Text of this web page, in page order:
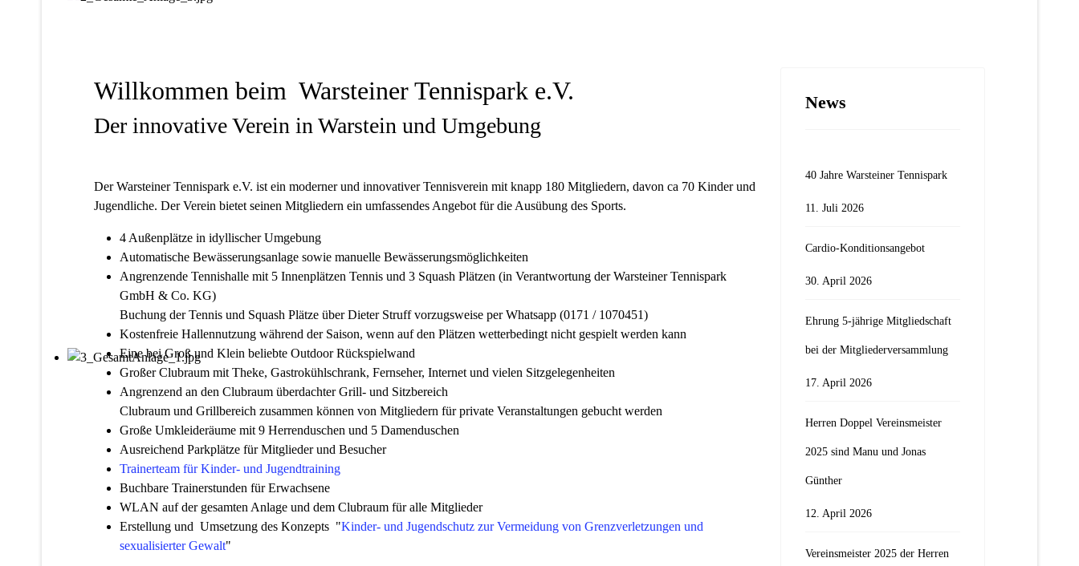
Willkommen beim Warsteiner Tennispark e.V.
Der innovative Verein in Warstein und Umgebung
Der Warsteiner Tennispark e.V. ist ein moderner und innovativer Tennisverein mit knapp 180 Mitgliedern, davon ca 70 Kinder und
Jugendliche. Der Verein bietet seinen Mitgliedern ein umfassendes Angebot für die Ausübung des Sports.
4 Außenplätze in idyllischer Umgebung
Automatische Bewässerungsanlage sowie manuelle Bewässerungsmöglichkeiten
Angrenzende Tennishalle mit 5 Innenplätzen Tennis und 3 Squash Plätzen (in Verantwortung der Warsteiner Tennispark
GmbH & Co. KG)
Buchung der Tennis und Squash Plätze über Dieter Struff vorzugsweise per Whatsapp (0171 / 1070451)
Kostenfreie Hallennutzung während der Saison, wenn auf den Plätzen wetterbedingt nicht gespielt werden kann
Eine bei Groß und Klein beliebte Outdoor Rückspielwand
Großer Clubraum mit Theke, Gastrokühlschrank, Fernseher, Internet und vielen Sitzgelegenheiten
Angrenzend an den Clubraum überdachter Grill- und Sitzbereich
Clubraum und Grillbereich zusammen können von Mitgliedern für private Veranstaltungen gebucht werden
Große Umkleideräume mit 9 Herrenduschen und 5 Damenduschen
Ausreichend Parkplätze für Mitglieder und Besucher
Trainerteam für Kinder- und Jugendtraining
Buchbare Trainerstunden für Erwachsene
WLAN auf der gesamten Anlage und dem Clubraum für alle Mitglieder
Erstellung und Umsetzung des Konzepts "Kinder- und Jugendschutz zur Vermeidung von Grenzverletzungen und
sexualisierter Gewalt"
News
40 Jahre Warsteiner Tennispark
11. Juli 2026
Cardio-Konditionsangebot
30. April 2026
Ehrung 5-jährige Mitgliedschaft
bei der Mitgliederversammlung
17. April 2026
Herren Doppel Vereinsmeister
2025 sind Manu und Jonas
Günther
12. April 2026
Vereinsmeister 2025 der Herren